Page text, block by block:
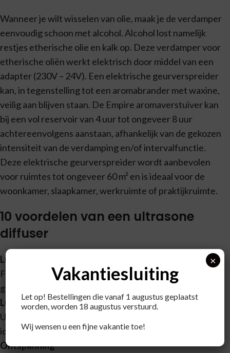
Wanneer je wilt wisselen van olie, maak je de verdamper
eenvoudig schoon met alcohol. Alcohol lost namelijk
restjes etherische olie en kalk op. Deze verdamper voor
etherische oliën werkt elektrisch door middel van een
adapter (230V – 24V). Een elektrische geurverspreider
kan, in tegenstelling tot een aromabrander met waxine,
veilig aan blijven staan. De Empire aromaverstuiver kan
bij een vol reservoir van 4 uur tot ongeveer 8 uur
achtereenvolgens aanstaan, afhankelijk van de gekozen
intensiteit van de verdamping en/of intervalfunctie.
Deze elektrische geurverspreider wordt aanbevolen
voor ruimtes tot ongeveer 60 m² en is ideaal voor de
woonkamer, slaapkamer, werkruimte of praktijkruimte.
10 voordelen van een ultrasone
diffuser
Luchtbevochtiging
Fijn bij een droge huid, als de verwarming aan staat en
goed voor kamerplanten
Luchtzuiverend
Ultrasone verdampers zorgen voor meer negatieve
ionen in de lucht
Ontspanning
Vakantiesluiting
Let op! Bestellingen die vanaf 1 augustus geplaatst
worden, worden 18 augustus verstuurd.
Wij wensen u een fijne vakantie toe!
×